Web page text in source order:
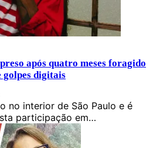
após quatro meses foragido
golpes digitais
no interior de São Paulo e é
participação em…